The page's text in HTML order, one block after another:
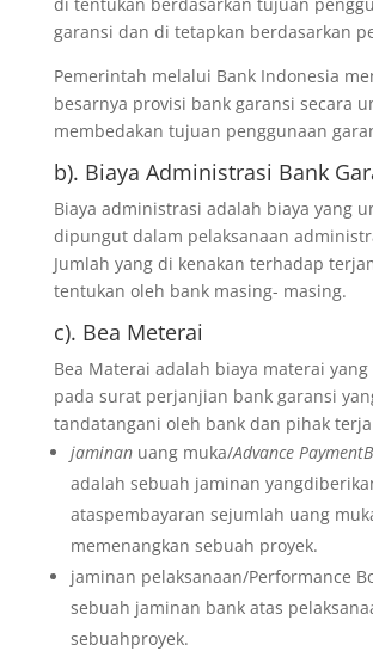
di tentukan berdasarkan tujuan
garansi dan di tetapkan berdasarkan
Pemerintah melalui Bank Indonesia
besarnya provisi bank garansi secara
membedakan tujuan penggunaan
b). Biaya Administrasi Bank
Biaya administrasi adalah biaya yang
dipungut dalam pelaksanaan
Jumlah yang di kenakan terhadap
tentukan oleh bank masing- masing.
c). Bea Meterai
Bea Materai adalah biaya materai
pada surat perjanjian bank garansi
tandatangani oleh bank dan pihak
jaminan uang muka/Advance
adalah sebuah jaminan
ataspembayaran sejumlah uang
memenangkan sebuah proyek.
jaminan pelaksanaan/Performance
sebuah jaminan bank atas
sebuahproyek.